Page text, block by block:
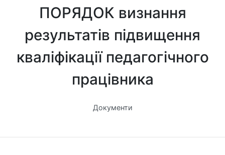
ПОРЯДОК визнання
результатів підвищення
кваліфікації педагогічного
працівника
Документи